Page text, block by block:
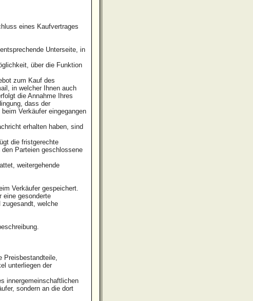
eines Kaufvertrages
Unterseite, in
über die Funktion
zum Kauf des
in welcher Ihnen auch
die Annahme Ihres
dass der
Verkäufer eingegangen
erhalten haben, sind
die fristgerechte
Parteien geschlossene
weitergehende
Verkäufer gespeichert.
eine gesonderte
zugesandt, welche
Preisbestandteile,
unterliegen der
innergemeinschaftlichen
sondern an die dort